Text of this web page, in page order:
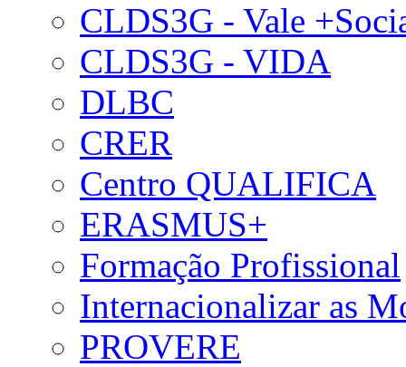
CLDS3G - Vale
CLDS3G - VIDA
DLBC
CRER
Centro QUALIFICA
ERASMUS+
Formação Profissional
Internacionalizar as
PROVERE